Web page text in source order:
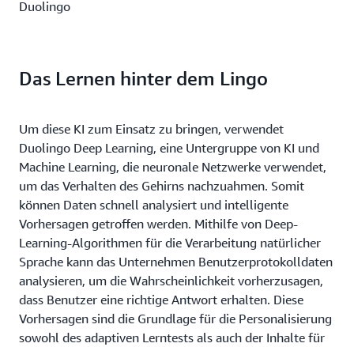
Duolingo
Das Lernen hinter dem Lingo
Um diese KI zum Einsatz zu bringen, verwendet
Duolingo Deep Learning, eine Untergruppe von KI und
Machine Learning, die neuronale Netzwerke verwendet,
um das Verhalten des Gehirns nachzuahmen. Somit
können Daten schnell analysiert und intelligente
Vorhersagen getroffen werden. Mithilfe von Deep-
Learning-Algorithmen für die Verarbeitung natürlicher
Sprache kann das Unternehmen Benutzerprotokolldaten
analysieren, um die Wahrscheinlichkeit vorherzusagen,
dass Benutzer eine richtige Antwort erhalten. Diese
Vorhersagen sind die Grundlage für die Personalisierung
sowohl des adaptiven Lerntests als auch der Inhalte für